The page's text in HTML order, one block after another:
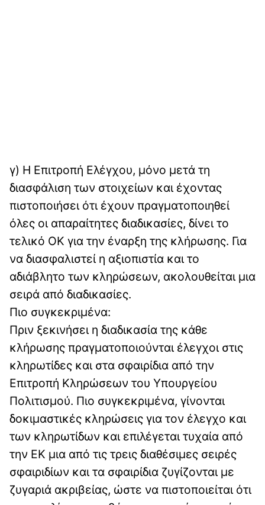
γ) Η Επιτροπή Ελέγχου, μόνο μετά τη
διασφάλιση των στοιχείων και έχοντας
πιστοποιήσει ότι έχουν πραγματοποιηθεί
όλες οι απαραίτητες διαδικασίες, δίνει το
τελικό ΟΚ για την έναρξη της κλήρωσης. Για
να διασφαλιστεί η αξιοπιστία και το
αδιάβλητο των κληρώσεων, ακολουθείται μια
σειρά από διαδικασίες.
Πιο συγκεκριμένα:
Πριν ξεκινήσει η διαδικασία της κάθε
κλήρωσης πραγματοποιούνται έλεγχοι στις
κληρωτίδες και στα σφαιρίδια από την
Επιτροπή Κληρώσεων του Υπουργείου
Πολιτισμού. Πιο συγκεκριμένα, γίνονται
δοκιμαστικές κληρώσεις για τον έλεγχο και
των κληρωτίδων και επιλέγεται τυχαία από
την ΕΚ μια από τις τρεις διαθέσιμες σειρές
σφαιριδίων και τα σφαιρίδια ζυγίζονται με
ζυγαριά ακριβείας, ώστε να πιστοποιείται ότι